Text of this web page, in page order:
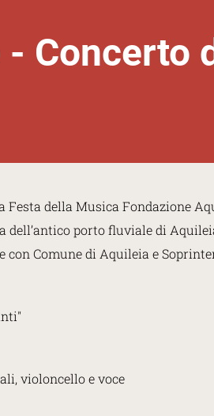
Concerto
Festa della Musica Fondazione
dell’antico porto fluviale di
Comune di Aquileia e
violoncello e voce